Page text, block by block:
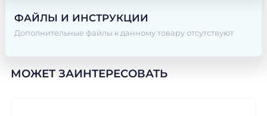
ФАЙЛЫ И ИНСТРУКЦИИ
Дополнительные файлы к данному товару отсутствуют
МОЖЕТ ЗАИНТЕРЕСОВАТЬ